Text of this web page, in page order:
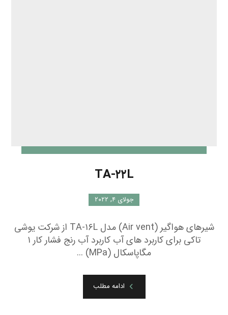
TA-۲۲L
جولای ۴, ۲۰۲۲
شیرهای هواگیر (Air vent) مدل TA-۱۶L از شرکت یوشی
تاکی برای کاربرد های آب کاربرد آب رنج فشار کار ۱
مگاپاسکال (MPa) ...
ادامه مطلب